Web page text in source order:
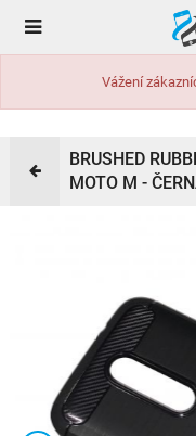
Vážení
BRUSHED
MOTO M -